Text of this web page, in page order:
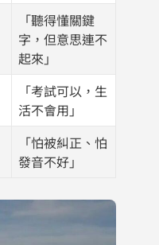
「聽得懂關鍵
字，但意思連不
起來」
「考試可以，生
活不會用」
「怕被糾正、怕
發音不好」